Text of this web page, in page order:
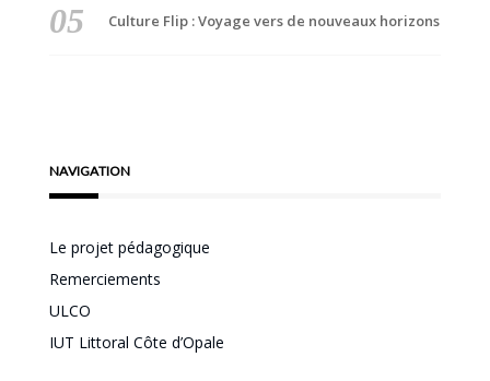
Culture Flip : Voyage vers de nouveaux horizons
NAVIGATION
Le projet pédagogique
Remerciements
ULCO
IUT Littoral Côte d’Opale